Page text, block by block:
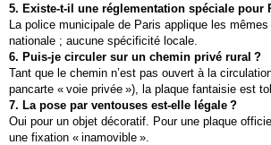
5. Existe‑t‑il une réglementation spéciale pour
La police municipale de Paris applique les
nationale ; aucune spécificité locale.
6. Puis‑je circuler sur un chemin privé rural ?
Tant que le chemin n’est pas ouvert à la
pancarte « voie privée »), la plaque fantaisie est
7. La pose par ventouses est‑elle légale ?
Oui pour un objet décoratif. Pour une plaque
une fixation « inamovible ».